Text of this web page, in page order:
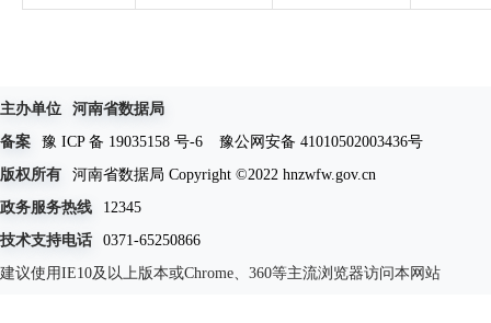
主办单位
河南省数据局
备案
豫 ICP 备 19035158 号-6
豫公网安备 41010502003436号
版权所有
河南省数据局 Copyright ©2022 hnzwfw.gov.cn
政务服务热线
12345
技术支持电话
0371-65250866
建议使用IE10及以上版本或Chrome、360等主流浏览器访问本网站